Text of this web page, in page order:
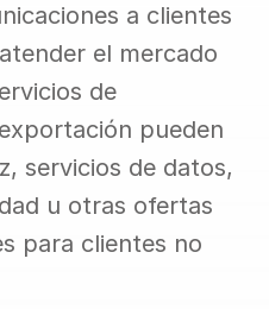
a clientes
el mercado
de
pueden
servicios de datos,
u otras ofertas
para clientes no